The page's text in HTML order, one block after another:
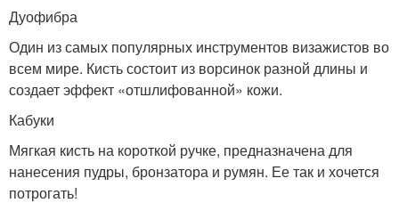
Дуофибра
Один из самых популярных инструментов визажистов во
всем мире. Кисть состоит из ворсинок разной длины и
создает эффект «отшлифованной» кожи.
Кабуки
Мягкая кисть на короткой ручке, предназначена для
нанесения пудры, бронзатора и румян. Ее так и хочется
потрогать!